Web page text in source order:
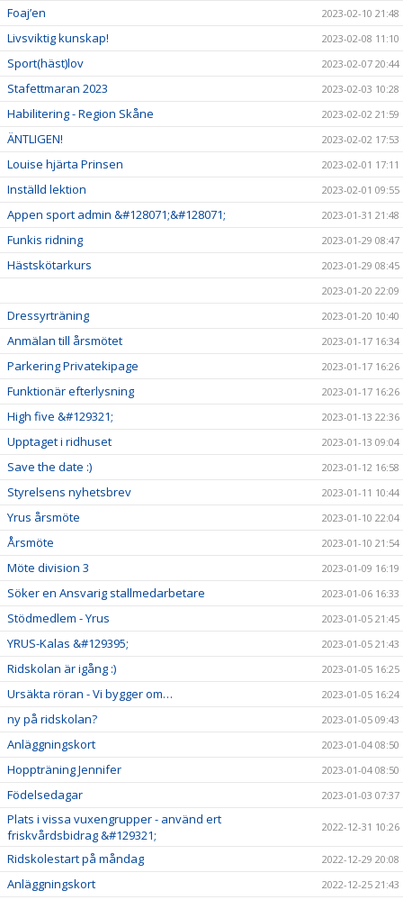
Foaj’en 2023-02-10 21:48
Livsviktig kunskap! 2023-02-08 11:10
Sport(häst)lov 2023-02-07 20:44
Stafettmaran 2023 2023-02-03 10:28
Habilitering - Region Skåne 2023-02-02 21:59
ÄNTLIGEN! 2023-02-02 17:53
Louise hjärta Prinsen 2023-02-01 17:11
Inställd lektion 2023-02-01 09:55
Appen sport admin &#128071;&#128071; 2023-01-31 21:48
Funkis ridning 2023-01-29 08:47
Hästskötarkurs
2023-01-29 08:45
2023-01-20 22:09
Dressyrträning 2023-01-20 10:40
Anmälan till årsmötet 2023-01-17 16:34
Parkering Privatekipage 2023-01-17 16:26
Funktionär efterlysning 2023-01-17 16:26
High five &#129321; 2023-01-13 22:36
Upptaget i ridhuset 2023-01-13 09:04
Save the date :) 2023-01-12 16:58
Styrelsens nyhetsbrev 2023-01-11 10:44
Yrus årsmöte 2023-01-10 22:04
Årsmöte 2023-01-10 21:54
Möte division 3 2023-01-09 16:19
Söker en Ansvarig stallmedarbetare 2023-01-06 16:33
Stödmedlem - Yrus 2023-01-05 21:45
YRUS-Kalas &#129395; 2023-01-05 21:43
Ridskolan är igång :) 2023-01-05 16:25
Ursäkta röran - Vi bygger om… 2023-01-05 16:24
ny på ridskolan? 2023-01-05 09:43
Anläggningskort 2023-01-04 08:50
Hoppträning Jennifer 2023-01-04 08:50
Födelsedagar 2023-01-03 07:37
Plats i vissa vuxengrupper - använd ert
friskvårdsbidrag &#129321;
2022-12-31 10:26
Ridskolestart på måndag 2022-12-29 20:08
Anläggningskort 2022-12-25 21:43